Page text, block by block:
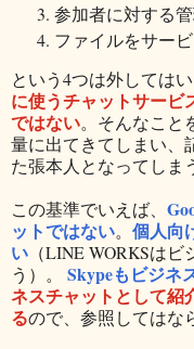
参加者に対する
ファイルをサー
という4つは外しては
に使うチャットサービ
ではない。そんなこと
量に出てきてしまい、
た張本人となってしま
この基準でいえば、
ットではない。 個人向
い （LINE WORKSは
う）。 Skypeもビジネ
ネスチャットとして紹
るので、参照してはな